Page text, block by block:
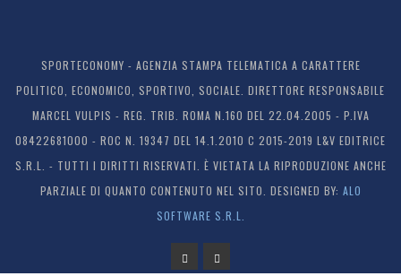
SPORTECONOMY - AGENZIA STAMPA TELEMATICA A CARATTERE
POLITICO, ECONOMICO, SPORTIVO, SOCIALE. DIRETTORE RESPONSABILE
MARCEL VULPIS - REG. TRIB. ROMA N.160 DEL 22.04.2005 - P.IVA
08422681000 - ROC N. 19347 DEL 14.1.2010 C 2015-2019 L&V EDITRICE
S.R.L. - TUTTI I DIRITTI RISERVATI. È VIETATA LA RIPRODUZIONE ANCHE
PARZIALE DI QUANTO CONTENUTO NEL SITO. DESIGNED BY: ALO
SOFTWARE S.R.L.